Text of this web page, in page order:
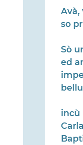
Avà,
so
Sò
ed
incù